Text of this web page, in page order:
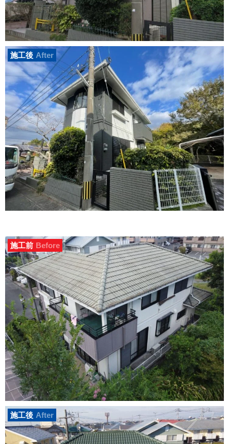
施工後 After
施工前 Before
施工後 After